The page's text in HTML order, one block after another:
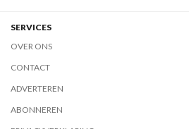
SERVICES
OVER ONS
CONTACT
ADVERTEREN
ABONNEREN